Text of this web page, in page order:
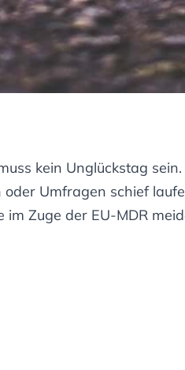
kein Unglückstag
oder Umfragen schief
im Zuge der EU-MDR